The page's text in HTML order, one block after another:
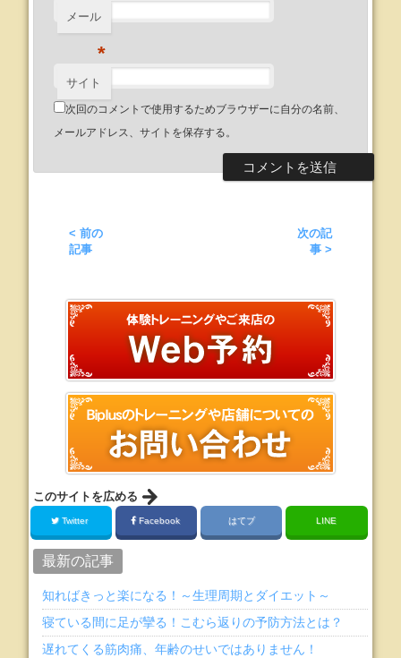
メール
*
サイト
次回のコメントで使用するためブラウザーに自分の名前、
メールアドレス、サイトを保存する。
< 前の
記事
次の記
事 >
このサイトを広める
Twitter Facebook はてブ LINE
最新の記事
知ればきっと楽になる！～生理周期とダイエット～
寝ている間に足が攣る！こむら返りの予防方法とは？
遅れてくる筋肉痛、年齢のせいではありません！